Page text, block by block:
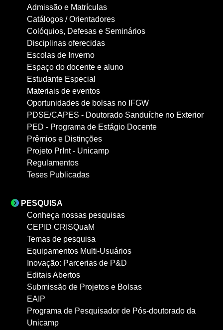
Admissão e Matrículas
Catálogos / Orientadores
Colóquios, Defesas e Seminários
Disciplinas oferecidas
Escolas de Inverno
Espaço do docente e aluno
Estudante Especial
Materiais de eventos
Oportunidades de bolsas no IFGW
PDSE/CAPES - Doutorado Sanduíche no Exterior
PED - Programa de Estágio Docente
Prêmios e Distinções
Projeto PrInt - Unicamp
Regulamentos
Teses Publicadas
PESQUISA
Conheça nossas pesquisas
CEPID CRISQuaM
Temas de pesquisa
Equipamentos Multi-Usuários
Inovação: Parcerias de P&D
Editais Abertos
Submissão de Projetos e Bolsas
EAIP
Programa de Pesquisador de Pós-doutorado da
Unicamp